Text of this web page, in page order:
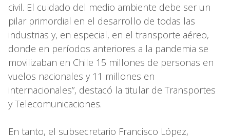
civil. El cuidado del medio ambiente debe ser un
pilar primordial en el desarrollo de todas las
industrias y, en especial, en el transporte aéreo,
donde en períodos anteriores a la pandemia se
movilizaban en Chile 15 millones de personas en
vuelos nacionales y 11 millones en
internacionales”, destacó la titular de Transportes
y Telecomunicaciones.
En tanto, el subsecretario Francisco López,